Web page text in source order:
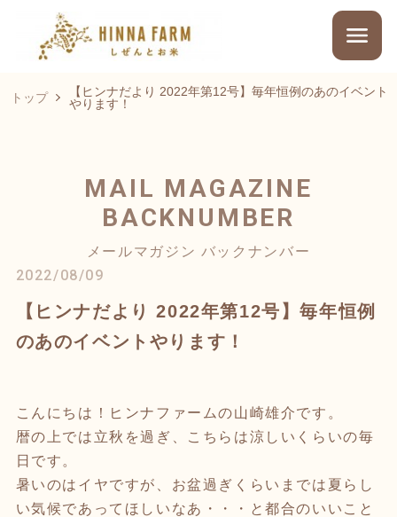
トップ
【ヒンナだより 2022年第12号】毎年恒例のあのイベント
やります！
MAIL MAGAZINE
BACKNUMBER
メールマガジン バックナンバー
2022/08/09
【ヒンナだより 2022年第12号】毎年恒例
のあのイベントやります！
こんにちは！ヒンナファームの山崎雄介です。
暦の上では立秋を過ぎ、こちらは涼しいくらいの毎
日です。
暑いのはイヤですが、お盆過ぎくらいまでは夏らし
い気候であってほしいなあ・・・と都合のいいこと